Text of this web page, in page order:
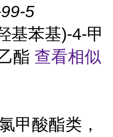
5
基苯基)-4-甲
酯 查看相似
甲酸酯类，